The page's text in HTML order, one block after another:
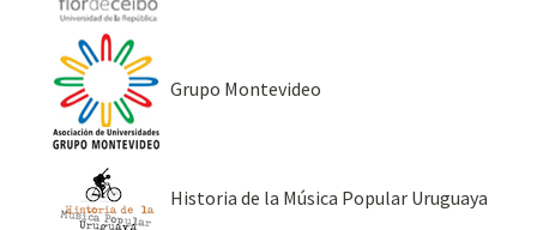
Grupo Montevideo
Historia de la Música Popular Uruguaya